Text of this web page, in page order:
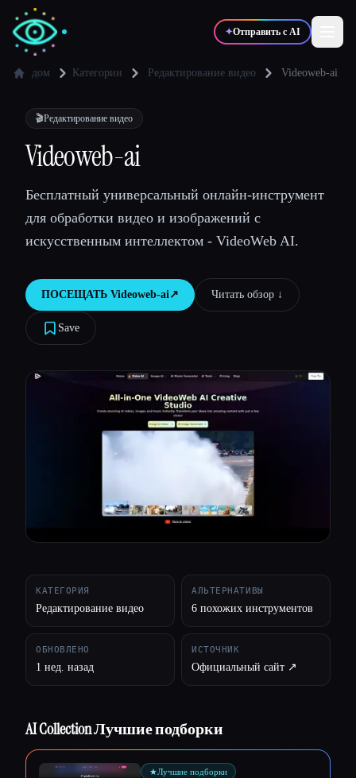
✦Отправить с AI
✍️Писатели
💻
🎓 Студенты 🎬Креаторы
Блог
Сравнить инструменты
дом Категории Редактирование видео Videoweb-ai
🎬Редактирование видео
Videoweb-ai
Бесплатный универсальный онлайн-инструмент
для обработки видео и изображений с
искусственным интеллектом - VideoWeb AI.
ПОСЕЩАТЬ Videoweb-ai↗︎ Читать обзор ↓︎
Save
КАТЕГОРИЯ
Редактирование видео
АЛЬТЕРНАТИВЫ
6 похожих инструментов
ОБНОВЛЕНО
1 нед. назад
ИСТОЧНИК
Официальный сайт ↗︎
AI Collection Лучшие подборки
★Лучшие подборки